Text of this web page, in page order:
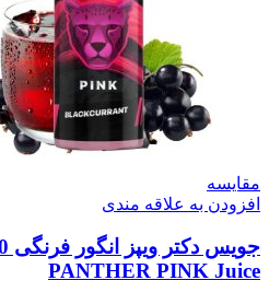
مقایسه
افزودن به علاقه مندی
PANTHER PINK Juice